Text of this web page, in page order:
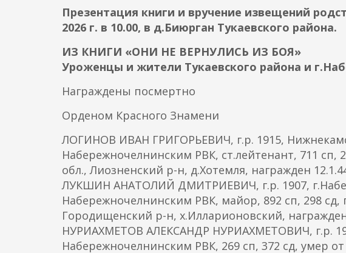
л
к
а
д
п
р
а
в
к
и
e
m
Презентация книги и вручение извещений
2026 г. в 10.00, в д.Биюрган Тукаевского района.
ИЗ КНИГИ «ОНИ НЕ ВЕРНУЛИСЬ ИЗ БОЯ»
Уроженцы и жители Тукаевского района и
Награждены посмертно
Орденом Красного Знамени
ЛОГИНОВ ИВАН ГРИГОРЬЕВИЧ, г.р. 1915,
Набережночелнинским РВК, ст.лейтенант, 711 сп,
обл., Лиозненский р-н, д.Хотемля, награжден
ЛУКШИН АНАТОЛИЙ ДМИТРИЕВИЧ, г.р. 1907,
Набережночелнинским РВК, майор, 892 сп, 298 сд,
Городищенский р-н, х.Илларионовский, награжден
НУРИАХМЕТОВ АЛЕКСАНДР НУРИАХМЕТОВИЧ, г.р.
Набережночелнинским РВК, 269 сп, 372 сд, умер